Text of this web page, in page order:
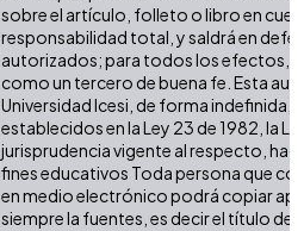
sobre el artículo, folleto o libro en
responsabilidad total, y saldrá en
autorizados; para todos los efectos,
como un tercero de buena fe. Esta
Universidad Icesi, de forma indefinida,
establecidos en la Ley 23 de 1982, la
jurisprudencia vigente al respecto,
fines educativos Toda persona que
en medio electrónico podrá copiar
siempre la fuentes, es decir el título